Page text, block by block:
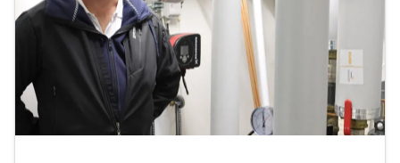
personal anammat.